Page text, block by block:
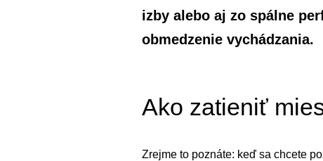
izby alebo aj zo spálne
obmedzenie vychádzania.
Ako zatieniť
Zrejme to poznáte: keď sa chcete